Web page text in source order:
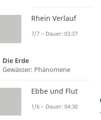
Exosphäre
Erdatmosphäre
Rhein Verlauf
7/7 – Dauer: 03:37
Die Erde
Gewässer: Phänomene
Ebbe und Flut
1/6 – Dauer: 04:30